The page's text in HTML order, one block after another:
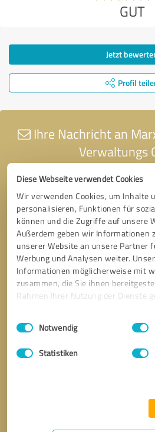
Diese Webseite verwendet Cookies
Wir verwenden Cookies, um Inhalte
personalisieren, Funktionen für
können und die Zugriffe auf unsere
Außerdem geben wir Informationen
unserer Website an unsere Partner
Werbung und Analysen weiter.
Informationen möglicherweise mit
zusammen, die Sie ihnen
Rahmen Ihrer Nutzung der Dienste
Impressum
Einwilligungsauswahl
Notwendig
Statistiken
GUT
Jetzt
Profil
Ihre Nachricht an
Verwaltungs